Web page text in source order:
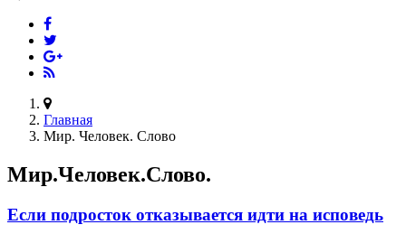
Главная
Мир. Человек. Слово
Мир.Человек.Слово.
Если подросток отказывается идти на исповедь